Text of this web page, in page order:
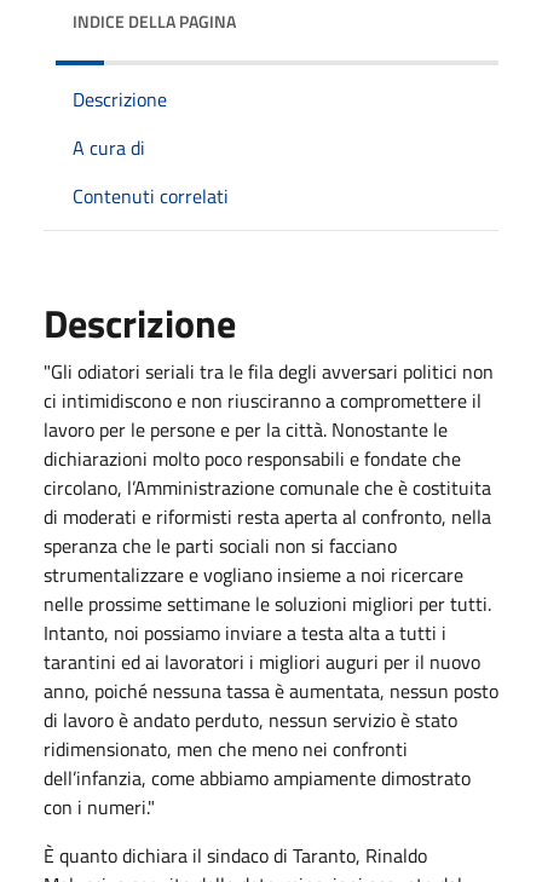
INDICE DELLA PAGINA
Descrizione
A cura di
Contenuti correlati
Descrizione
"Gli odiatori seriali tra le fila degli avversari politici non
ci intimidiscono e non riusciranno a compromettere il
lavoro per le persone e per la città. Nonostante le
dichiarazioni molto poco responsabili e fondate che
circolano, l’Amministrazione comunale che è costituita
di moderati e riformisti resta aperta al confronto, nella
speranza che le parti sociali non si facciano
strumentalizzare e vogliano insieme a noi ricercare
nelle prossime settimane le soluzioni migliori per tutti.
Intanto, noi possiamo inviare a testa alta a tutti i
tarantini ed ai lavoratori i migliori auguri per il nuovo
anno, poiché nessuna tassa è aumentata, nessun posto
di lavoro è andato perduto, nessun servizio è stato
ridimensionato, men che meno nei confronti
dell’infanzia, come abbiamo ampiamente dimostrato
con i numeri."
È quanto dichiara il sindaco di Taranto, Rinaldo